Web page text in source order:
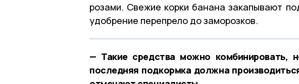
розами. Свежие корки банана закапывают
удобрение перепрело до заморозков.
— Такие средства можно комбинировать,
последняя подкормка должна